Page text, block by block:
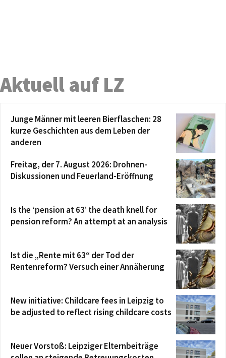
Aktuell auf LZ
Junge Männer mit leeren Bierflaschen: 28
kurze Geschichten aus dem Leben der
anderen
Freitag, der 7. August 2026: Drohnen-
Diskussionen und Feuerland-Eröffnung
Is the ‘pension at 63’ the death knell for
pension reform? An attempt at an analysis
Ist die „Rente mit 63“ der Tod der
Rentenreform? Versuch einer Annäherung
New initiative: Childcare fees in Leipzig to
be adjusted to reflect rising childcare costs
Neuer Vorstoß: Leipziger Elternbeiträge